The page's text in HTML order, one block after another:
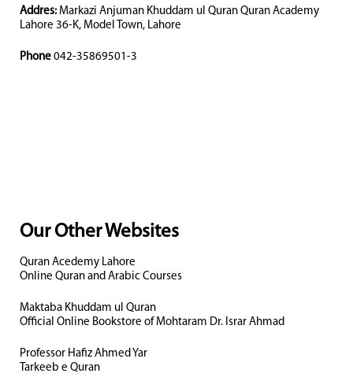
Addres: Markazi Anjuman Khuddam ul Quran Quran Academy
Lahore 36-K, Model Town, Lahore
Phone 042-35869501-3
Our Other Websites
Quran Acedemy Lahore
Online Quran and Arabic Courses
Maktaba Khuddam ul Quran
Official Online Bookstore of Mohtaram Dr. Israr Ahmad
Professor Hafiz Ahmed Yar
Tarkeeb e Quran